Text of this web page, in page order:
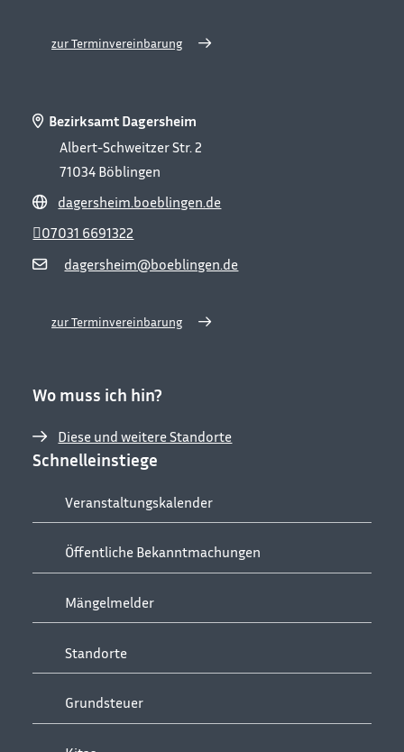
zur Terminvereinbarung
Bezirksamt Dagersheim
Albert-Schweitzer Str. 2
71034 Böblingen
dagersheim.boeblingen.de
dagersheim@boeblingen.de
07031 6691322
zur Terminvereinbarung
Wo muss ich hin?
Diese und weitere Standorte
Schnelleinstiege
Veranstaltungskalender
Öffentliche Bekanntmachungen
Mängelmelder
Standorte
Grundsteuer